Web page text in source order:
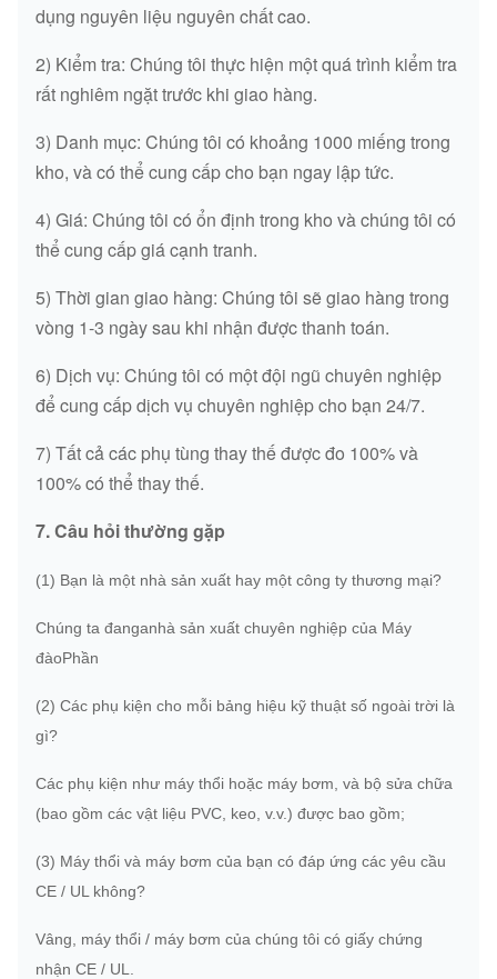
dụng nguyên liệu nguyên chất cao.
2) Kiểm tra: Chúng tôi thực hiện một quá trình kiểm tra
rất nghiêm ngặt trước khi giao hàng.
3) Danh mục: Chúng tôi có khoảng 1000 miếng trong
kho, và có thể cung cấp cho bạn ngay lập tức.
4) Giá: Chúng tôi có ổn định trong kho và chúng tôi có
thể cung cấp giá cạnh tranh.
5) Thời gian giao hàng: Chúng tôi sẽ giao hàng trong
vòng 1-3 ngày sau khi nhận được thanh toán.
6) Dịch vụ: Chúng tôi có một đội ngũ chuyên nghiệp
để cung cấp dịch vụ chuyên nghiệp cho bạn 24/7.
7) Tất cả các phụ tùng thay thế được đo 100% và
100% có thể thay thế.
7. Câu hỏi thường gặp
(1) Bạn là một nhà sản xuất hay một công ty thương mại?
Chúng ta đanganhà sản xuất chuyên nghiệp của Máy
đàoPhần
(2) Các phụ kiện cho mỗi bảng hiệu kỹ thuật số ngoài trời là
gì?
Các phụ kiện như máy thổi hoặc máy bơm, và bộ sửa chữa
(bao gồm các vật liệu PVC, keo, v.v.) được bao gồm;
(3) Máy thổi và máy bơm của bạn có đáp ứng các yêu cầu
CE / UL không?
Vâng, máy thổi / máy bơm của chúng tôi có giấy chứng
nhận CE / UL.